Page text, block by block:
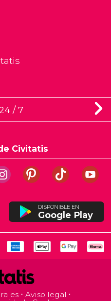
/ 7
Civitatis
DISPONIBLE EN
Google Play
Aviso legal